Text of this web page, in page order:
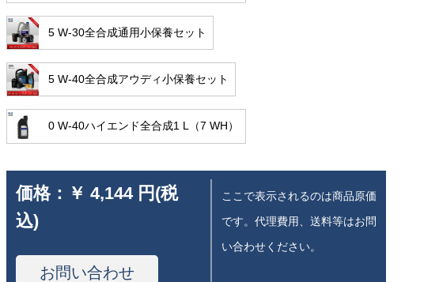
5 W-30全合成通用小保養セット
5 W-40全合成アウディ小保養セット
0 W-40ハイエンド全合成1 L（7 WH）
価格： ￥ 4,144 円(税
込)
お問い合わせ
ここで表示されるのは商品原価
です。代理費用、送料等はお問
い合わせください。